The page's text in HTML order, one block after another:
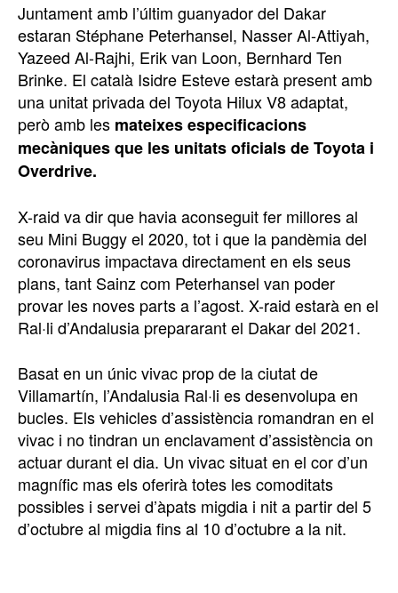
Juntament amb l’últim guanyador del Dakar
estaran Stéphane Peterhansel, Nasser Al-Attiyah,
Yazeed Al-Rajhi, Erik van Loon, Bernhard Ten
Brinke. El català Isidre Esteve estarà present amb
una unitat privada del Toyota Hilux V8 adaptat,
però amb les mateixes especificacions
mecàniques que les unitatsoficials de Toyota i
Overdrive.
X-raid va dir que havia aconseguit fer millores al
seu Mini Buggy el 2020, tot i que la pandèmia del
coronavirus impactava directament en els seus
plans, tant Sainz com Peterhansel van poder
provar les noves parts a l’agost. X-raid estarà en el
Ral·li d’Andalusia prepararant el Dakar del 2021.
Basat en un únic vivac prop de la ciutat de
Villamartín, l’Andalusia Ral·li es desenvolupa en
bucles. Els vehicles d’assistència romandran en el
vivac i no tindran un enclavament d’assistència on
actuar durant el dia. Un vivac situat en el cor d’un
magnífic mas els oferirà totes les comoditats
possibles i servei d’àpats migdia i nit a partir del 5
d’octubre al migdia fins al 10 d’octubre a la nit.